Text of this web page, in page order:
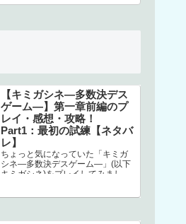
【キミガシネ―多数決デス
ゲーム―】第一章前編のプ
レイ・感想・攻略！
Part1：最初の試練【ネタバ
レ】
ちょっと気になっていた「キミガ
シネ―多数決デスゲーム―」(以下
キミガシネ)をプレイしてみまし